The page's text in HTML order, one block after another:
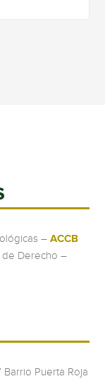
–ACCB
de Derecho –
Puerta Roja